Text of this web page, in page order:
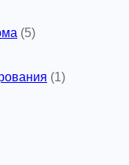
(5)
(1)